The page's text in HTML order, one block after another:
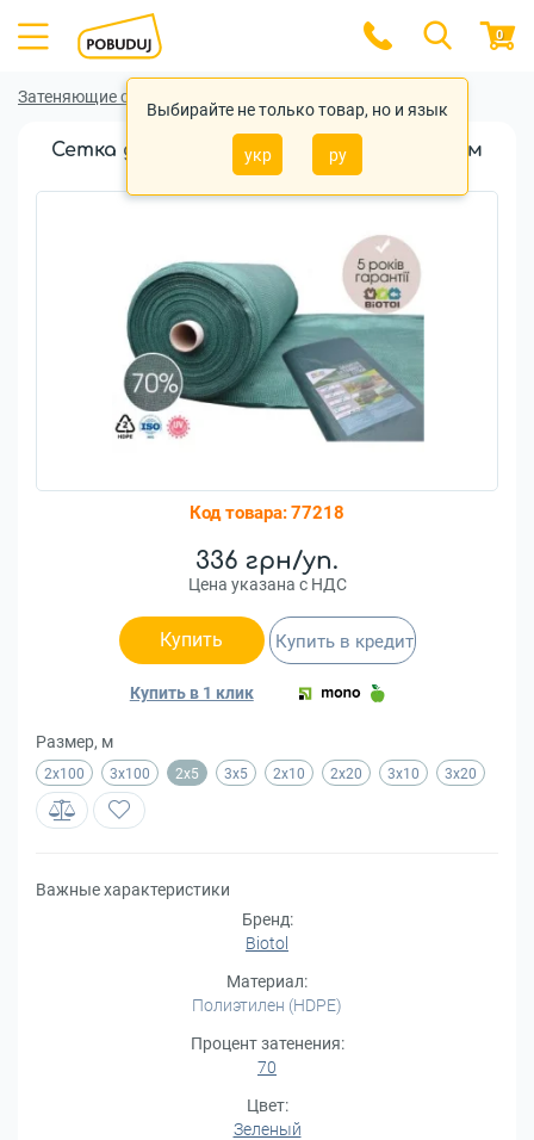
Выбирайте не только товар, но и язык
укр ру
0
Затеняющие сетки
Сетка для затенения Biotol Sombra 2x5м
70% зеленая 70г/м2
Код товара:77218
336 грн/уп.
Цена указана с НДС
Купить
Купить в 1 клик
Купить в кредит
Размер, м
2х100 3х100 2x5 3x5 2x10 2x20 3x10 3x20
Важные характеристики
Бренд:
Biotol
Материал:
Полиэтилен (HDPE)
Процент затенения:
70
Цвет:
Зеленый